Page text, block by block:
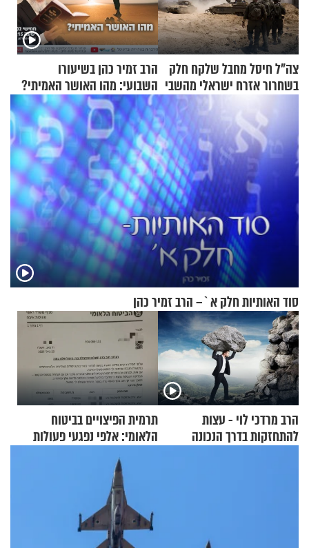
צה"ל חיסל מחבל שלקח חלק
בשחרור אזרח ישראלי מהשבי
הרב זמיר כהן בשיעורו
השבועי: מהו האושר האמיתי?
סוד האותיות חלק א`– הרב זמיר כהן
הרב מרדכי לוי - עצות
להתחזקות בדרך הנכונה
תרמית הפיצויים בביטוח
הלאומי: אלפי נפגעי פעולות
איבה קיבלו כספים במירמה